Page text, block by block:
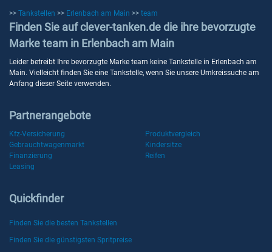
>> Tankstellen >> Erlenbach am Main >> team
Finden Sie auf clever-tanken.de die ihre bevorzugte
Marke team in Erlenbach am Main
Leider betreibt Ihre bevorzugte Marke team keine Tankstelle in Erlenbach am
Main. Vielleicht finden Sie eine Tankstelle, wenn Sie unsere Umkreissuche am
Anfang dieser Seite verwenden.
Partnerangebote
Kfz-Versicherung
Produktvergleich
Gebrauchtwagenmarkt
Kindersitze
Finanzierung
Reifen
Leasing
Quickfinder
Finden Sie die besten Tankstellen
Finden Sie die günstigsten Spritpreise